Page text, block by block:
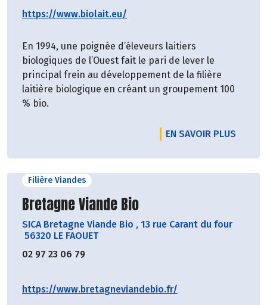
https://www.biolait.eu/
En 1994, une poignée d’éleveurs laitiers
biologiques de l’Ouest fait le pari de lever le
principal frein au développement de la filière
laitière biologique en créant un groupement 100
% bio.
EN SAVOIR PLUS
Filière Viandes
Découvrir le producteur
Bretagne Viande Bio
SICA Bretagne Viande Bio , 13 rue Carant du four
56320 LE FAOUET
02 97 23 06 79
https://www.bretagneviandebio.fr/